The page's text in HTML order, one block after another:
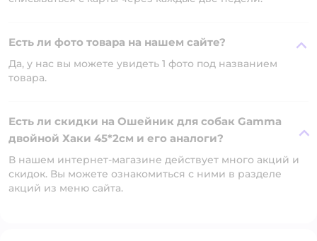
Есть ли фото товара на нашем сайте?
Да, у нас вы можете увидеть 1 фото под названием
товара.
Есть ли скидки на Ошейник для собак Gamma
двойной Хаки 45*2см и его аналоги?
В нашем интернет-магазине действует много акций и
скидок. Вы можете ознакомиться с ними в разделе
акций из меню сайта.